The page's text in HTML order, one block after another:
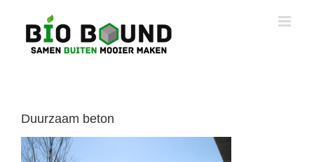
inhoud
Duurzaam beton